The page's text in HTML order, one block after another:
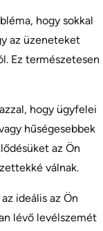
hogy sokkal
az üzeneteket
Ez természetesen
hogy ügyfelei
hűségesebbek
az Ön
válnak.
ideális az Ön
lévő levélszemét